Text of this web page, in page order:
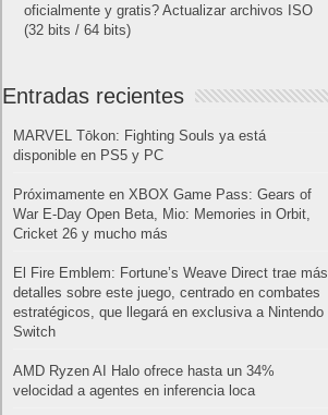
oficialmente y gratis? Actualizar archivos ISO
(32 bits / 64 bits)
Entradas recientes
MARVEL Tōkon: Fighting Souls ya está
disponible en PS5 y PC
Próximamente en XBOX Game Pass: Gears of
War E-Day Open Beta, Mio: Memories in Orbit,
Cricket 26 y mucho más
El Fire Emblem: Fortune’s Weave Direct trae más
detalles sobre este juego, centrado en combates
estratégicos, que llegará en exclusiva a Nintendo
Switch
AMD Ryzen AI Halo ofrece hasta un 34%
velocidad a agentes en inferencia loca